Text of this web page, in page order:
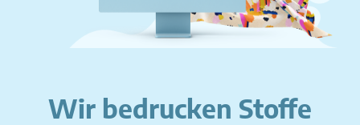
Wir bedrucken Stoffe